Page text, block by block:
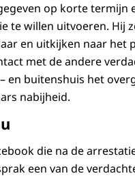
op korte termijn
te willen uitvoeren. Hij
en uitkijken naar het
met de andere
en buitenshuis het
nabijheid.
die na de
een van de